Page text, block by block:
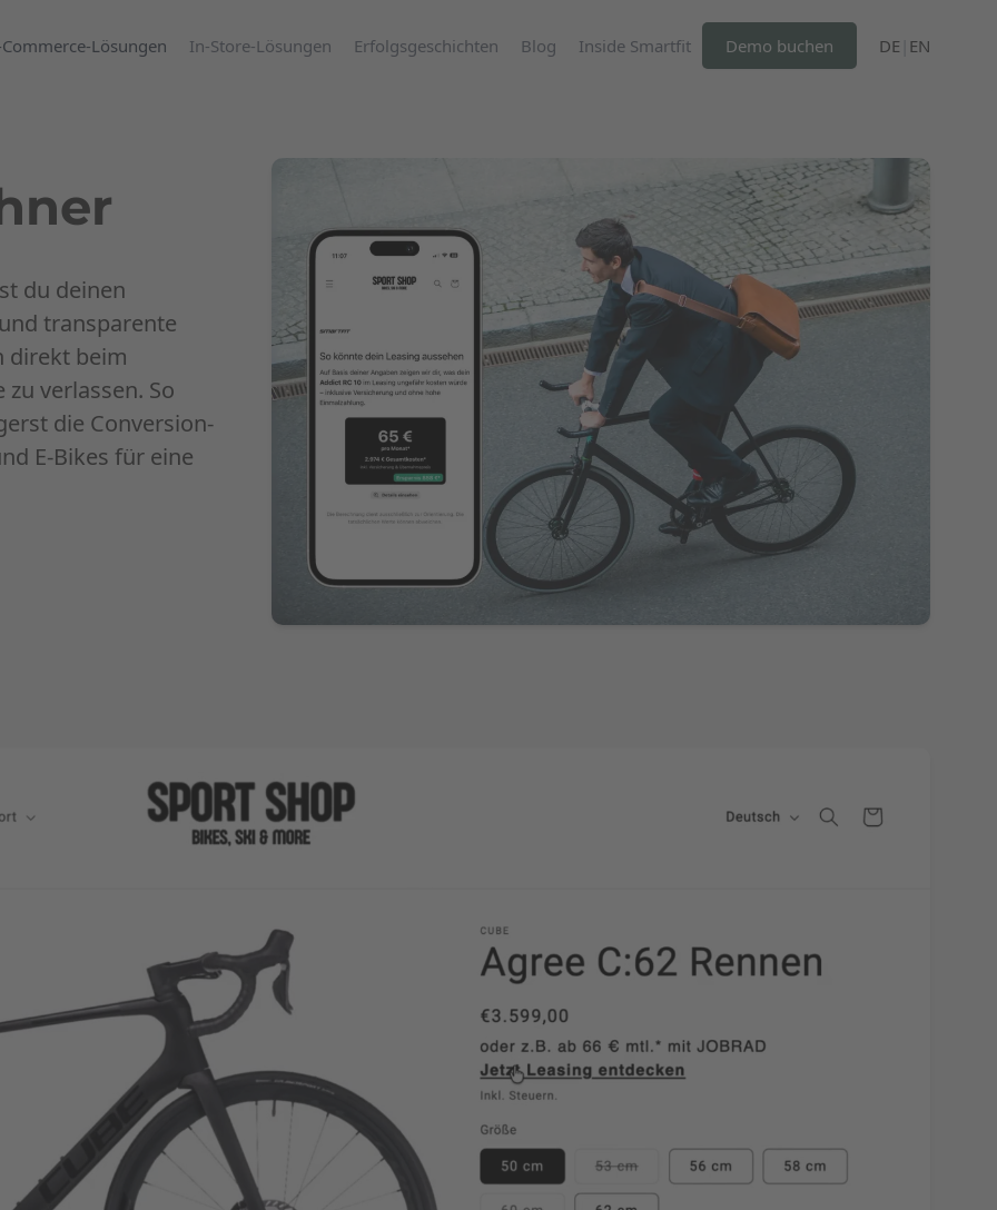
Commerce-Lösungen In-Store-Lösungen Erfolgsgeschichten Blog Inside Smartfit Demo buchen DE EN
du deinen
transparente
direkt beim
verlassen. So
die Conversion-
E-Bikes für eine